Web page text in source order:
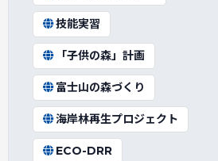
技能実習
「子供の森」計画
富士山の森づくり
海岸林再生プロジェクト
ECO-DRR